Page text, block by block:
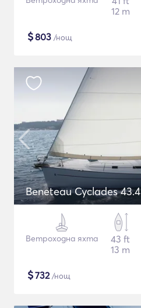
12 m
$803 /нощ
Beneteau Cyclades 43.4
Ветроходна яхта
43 ft
13 m
$732/нощ